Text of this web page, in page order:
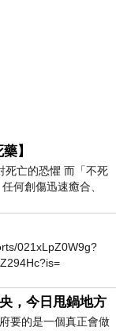
】
死亡的恐懼 而「不死
何創傷迅速癒合、
021xLpZ0W9g?
，今日甩鍋地方
要的是一個真正會做